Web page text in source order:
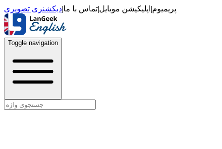
پریمیوم| اپلیکیشن موبایل|تماس با ما|دیکشنری تصویری
Toggle navigation